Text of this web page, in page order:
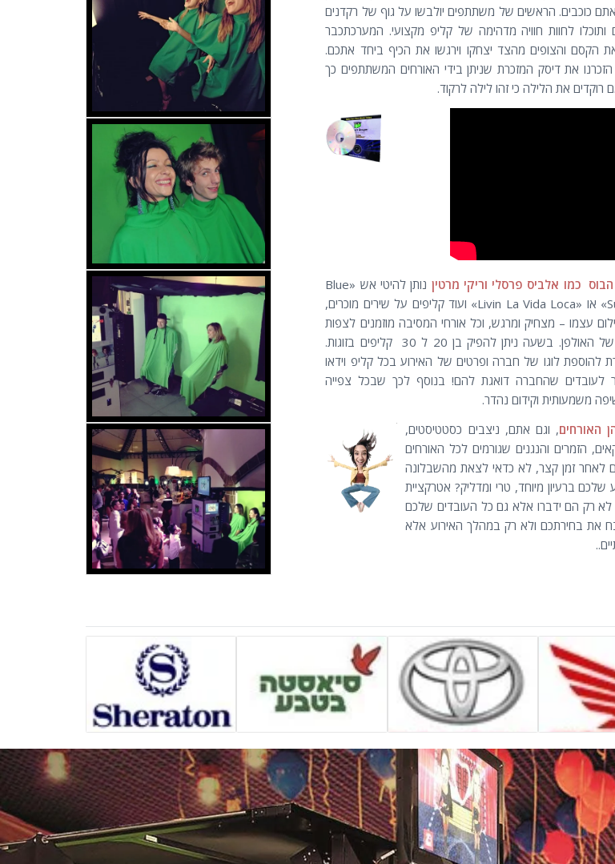
אתם כוכבים. הראשים של משתתפים יולבשו על גוף של רקדנים
ותוכלו לחוות חוויה מדהימה של קליפ מקצועי. המערכתכבר
הקסם והצופים מהצד יצחקו וירגשו את הכיף ביחד אתכם.
את דיסק המזכרת שניתן בידי האורחים המשתתפים כך
רוקדים את הלילה כי זהו לילה לרקוד.
כמו אלביס פרסלי וריקי מרטין
נותן להיטי אש «Blue
Suede Shoes» או «Livin La Vida Loca» ועוד קליפים על שירים מוכרים,
עצמו – מצחיק ומרגש, וכל אורחי המסיבה מוזמנים לצפות
בו על המסך של האולפן. בשעה ניתן להפיק בן 20 ל 30 קליפים בזוגות.
להוספת לוגו של חברה ופרטים של האירוע בכל קליפ וידאו
לעובדים שהחברה דואגת להם! בנוסף לכך שבכל צפייה
משמעותית וקידום נהדר.
האורחים, וגם אתם, ניצבים כסטטיסטים,
הזמרים והנגנים שגורמים לכל האורחים
לאחר זמן קצר, לא כדאי לצאת מהשבלונה
ברעיון מיוחד, טרי ומדליק? אטרקציית
לא רק הם ידברו אלא גם כל העובדים שלכם
את בחירתכם ולא רק במהלך האירוע אלא